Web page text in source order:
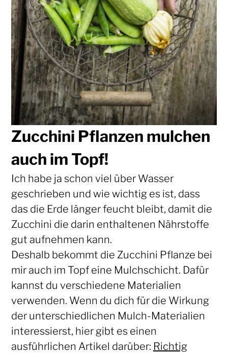
Zucchini Pflanzen mulchen
auch im Topf!
Ich habe ja schon viel über Wasser
geschrieben und wie wichtig es ist, dass
das die Erde länger feucht bleibt, damit die
Zucchini die darin enthaltenen Nährstoffe
gut aufnehmen kann.
Deshalb bekommt die Zucchini Pflanze bei
mir auch im Topf eine Mulchschicht. Dafür
kannst du verschiedene Materialien
verwenden. Wenn du dich für die Wirkung
der unterschiedlichen Mulch-Materialien
interessierst, hier gibt es einen
ausführlichen Artikel darüber: Richtig